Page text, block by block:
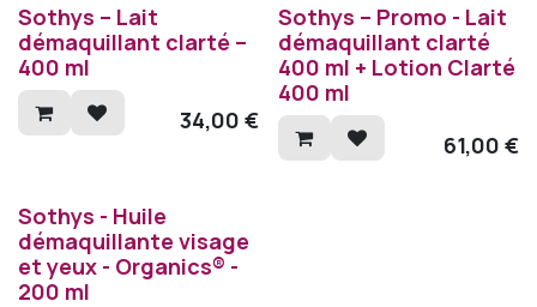
Sothys – Lait
démaquillant clarté –
400 ml
34,00 €
Sothys – Promo - Lait
démaquillant clarté
400 ml + Lotion Clarté
400 ml
61,00 €
Sothys - Huile
démaquillante visage
et yeux - Organics® -
200 ml